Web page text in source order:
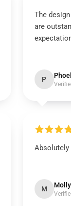
The
are
P
Absolutely
M Molly